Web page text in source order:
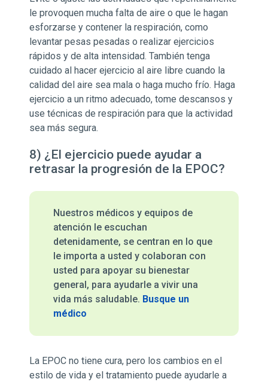
le provoquen mucha falta de aire o que le hagan
esforzarse y contener la respiración, como
levantar pesas pesadas o realizar ejercicios
rápidos y de alta intensidad. También tenga
cuidado al hacer ejercicio al aire libre cuando la
calidad del aire sea mala o haga mucho frío. Haga
ejercicio a un ritmo adecuado, tome descansos y
use técnicas de respiración para que la actividad
sea más segura.
8) ¿El ejercicio puede ayudar a
retrasar la progresión de la EPOC?
Nuestros médicos y equipos de
atención le escuchan
detenidamente, se centran en lo que
le importa a usted y colaboran con
usted para apoyar su bienestar
general, para ayudarle a vivir una
vida más saludable. Busque un
médico
La EPOC no tiene cura, pero los cambios en el
estilo de vida y el tratamiento puede ayudarle a